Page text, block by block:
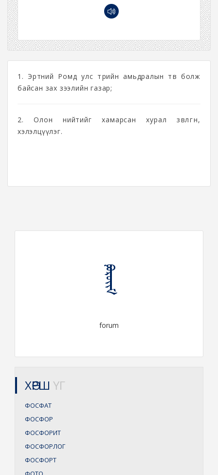
1. Эртний Ромд улс төрийн амьдралын төв болж
байсан зах зээлийн газар;
2. Олон нийтийг хамарсан хурал зөвлөгөөн,
хэлэлцүүлэг.
ᠹᠣᠷᠦᠢᠮ
forum
ХӨРШ ҮГ
ФОСФАТ
ФОСФОР
ФОСФОРИТ
ФОСФОРЛОГ
ФОСФОРТ